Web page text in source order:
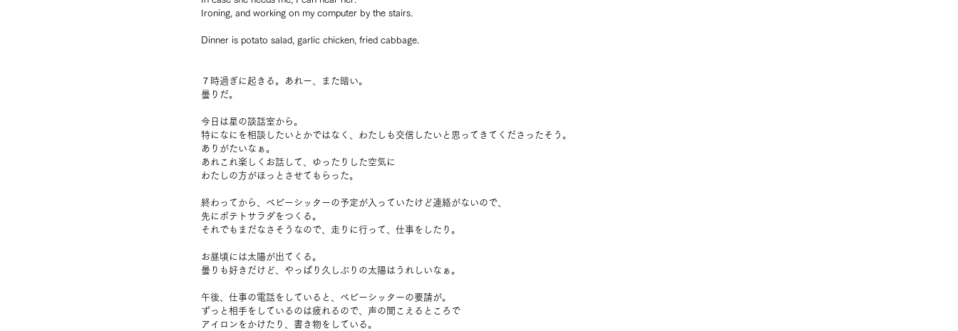
Ironing, and working on my computer by the stairs.
Dinner is potato salad, garlic chicken, fried cabbage.
７時過ぎに起きる。あれー、また暗い。
曇りだ。
今日は星の談話室から。
特になにを相談したいとかではなく、わたしも交信したいと思ってきてくださったそう。
ありがたいなぁ。
あれこれ楽しくお話して、ゆったりした空気に
わたしの方がほっとさせてもらった。
終わってから、ベビーシッターの予定が入っていたけど連絡がないので、
先にポテトサラダをつくる。
それでもまだなさそうなので、走りに行って、仕事をしたり。
お昼頃には太陽が出てくる。
曇りも好きだけど、やっぱり久しぶりの太陽はうれしいなぁ。
午後、仕事の電話をしていると、ベビーシッターの要請が。
ずっと相手をしているのは疲れるので、声の聞こえるところで
アイロンをかけたり、書き物をしている。